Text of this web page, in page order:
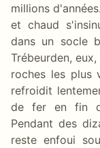
millions
et chaud
dans un socle
Trébeurden,
roches les plus
refroidit
de fer en fin
Pendant des
reste enfoui